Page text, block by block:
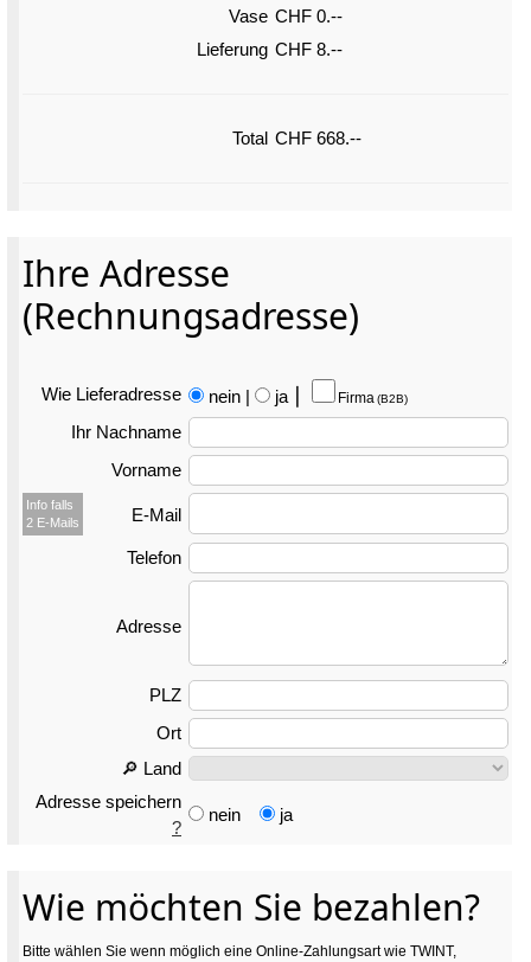
Vase CHF 0.--
Lieferung CHF 8.--
Total CHF 668.--
Ihre Adresse
(Rechnungsadresse)
Wie Liefer­adresse nein | ja Firma(B2B)
Ihr Nachname
Vorname
Info falls
2 E-Mails
E-Mail
Telefon
Adresse
PLZ
Ort
🔎 Land
Adresse speichern
?
nein ja
Wie möchten Sie bezahlen?
Bitte wählen Sie wenn möglich eine Online-Zahlungsart wie TWINT,